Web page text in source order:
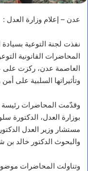
عدن – إعلام وزارة العدل :
نفذت لجنة التوعية
المحاضرات القانونية
العاصمة عدن، ركزت على
وتأثيراتها السلبية على
وقدّمت المحاضرات رئيسة
بوزارة العدل، الدكتورة
مستشار وزير العدل
والبحوث الدكتور خالد بن
وتناولت المحاضرات